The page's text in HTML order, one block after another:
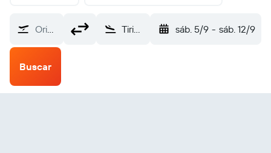
Origen Tirinkot (TII) sáb. 5/9 - sáb. 12/9
Buscar